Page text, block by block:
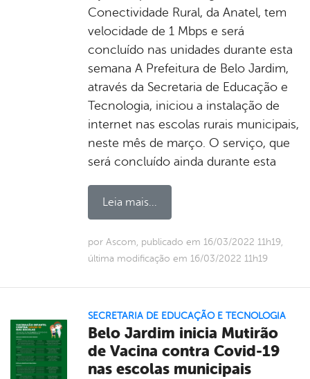
Conectividade Rural, da Anatel, tem
velocidade de 1 Mbps e será
concluído nas unidades durante esta
semana A Prefeitura de Belo Jardim,
através da Secretaria de Educação e
Tecnologia, iniciou a instalação de
internet nas escolas rurais municipais,
neste mês de março. O serviço, que
será concluído ainda durante esta
Leia mais...
por Ascom, publicado em 16/03/2022 11h19,
última modificação em 16/03/2022 11h19
SECRETARIA DE EDUCAÇÃO E TECNOLOGIA
Belo Jardim inicia Mutirão
de Vacina contra Covid-19
nas escolas municipais